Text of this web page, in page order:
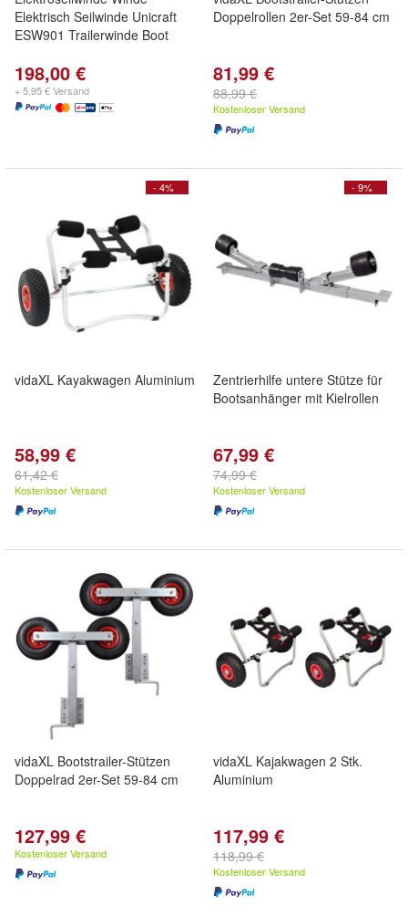
Elektrisch Seilwinde Unicraft
ESW901 Trailerwinde Boot
198,00 €
+ 5,95 € Versand
Doppelrollen 2er-Set 59-84 cm
81,99 €
88,99 €
Kostenloser Versand
- 4%
vidaXL Kayakwagen Aluminium
58,99 €
61,42 €
Kostenloser Versand
- 9%
Zentrierhilfe untere Stütze für
Bootsanhänger mit Kielrollen
67,99 €
74,99 €
Kostenloser Versand
vidaXL Bootstrailer-Stützen
Doppelrad 2er-Set 59-84 cm
127,99 €
Kostenloser Versand
vidaXL Kajakwagen 2 Stk.
Aluminium
117,99 €
118,99 €
Kostenloser Versand